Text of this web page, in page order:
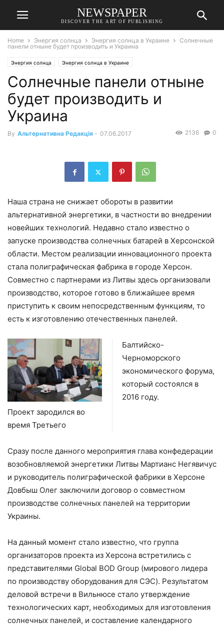
NEWSPAPER
DISCOVER THE ART OF PUBLISHING
Home Энергия солнца Энергия солнца в Украине
Солнечные
панели отныне будет производить и Украина
Энергия солнца Энергия солнца в Украине
Солнечные панели отныне
будет производить и
Украина
By Альтернативна Редакція - 07.06.2017 0
2136
Наша страна не снижает обороты в развитии
альтернативной энергетики, в частности во внедрении
новейших технологий. Недавно стало известно о
запуске производства солнечных батарей в Херсонской
области. Местом реализации инновационного проекта
стала полиграфическая фабрика в городе Херсон.
Совместно с партнерами из Литвы здесь организовали
производство, которое готово в ближайшее время
приступить к своим непосредственным функциям, то
есть к изготовлению отечественных панелей.
Проект зародился во
время Третьего
Балтийско-
Черноморского
экономического форума,
который состоялся в
2016 году.
Сразу после данного мероприятия глава конфедерации
возобновляемой энергетики Литвы Мартианс Негявичус
и руководитель полиграфической фабрики в Херсоне
Довбыш Олег заключили договор о совместном
производстве солнечных панелей на территории
Украины.
На данный момент стало известно, что группа
организаторов проекта из Херсона встретились с
представителями Global BOD Group (мирового лидера
по производству оборудования для СЭС). Результатом
деловой встречи в Вильнюсе стало утверждение
технологических карт, необходимых для изготовления
солнечных панелей, и составление календарного